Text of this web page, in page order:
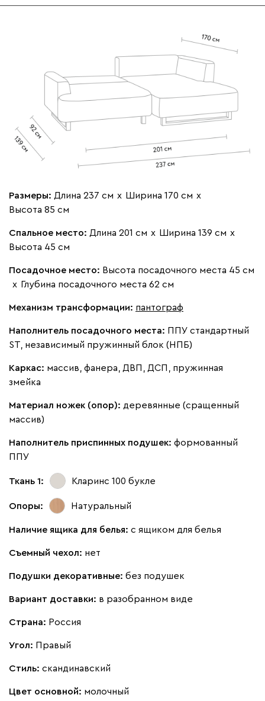
Геста 4494
Жёлтый Песочный Розовый Светло-серый
Ланза 4494
Вишневый Голубой Графит
Кларинс
Винтер
Размеры: Длина 237 см х Ширина 170 см х
Высота 85 см
Спальное место: Длина 201 см х Ширина 139 см х
Высота 45 см
Посадочное место: Высота посадочного места 45 см
х Глубина посадочного места 62 см
Механизм трансформации: пантограф
Наполнитель посадочного места: ППУ стандартный
ST, независимый пружинный блок (НПБ)
Каркас: массив, фанера, ДВП, ДСП, пружинная
змейка
Материал ножек (опор): деревянные (сращенный
массив)
Наполнитель приспинных подушек: формованный
ППУ
Ткань 1: Кларинс 100 букле
Опоры: Натуральный
Наличие ящика для белья: с ящиком для белья
Съемный чехол: нет
Подушки декоративные: без подушек
Вариант доставки: в разобранном виде
Страна: Россия
Угол: Правый
Стиль: скандинавский
Цвет основной: молочный